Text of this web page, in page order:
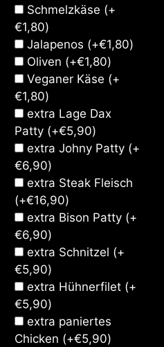
Schmelzkäse (+
€1,80)
Jalapenos (+€1,80)
Oliven (+€1,80)
Veganer Käse (+
€1,80)
extra Lage Dax
Patty (+€5,90)
extra Johny Patty (+
€6,90)
extra Steak Fleisch
(+€16,90)
extra Bison Patty (+
€6,90)
extra Schnitzel (+
€5,90)
extra Hühnerfilet (+
€5,90)
extra paniertes
Chicken (+€5,90)